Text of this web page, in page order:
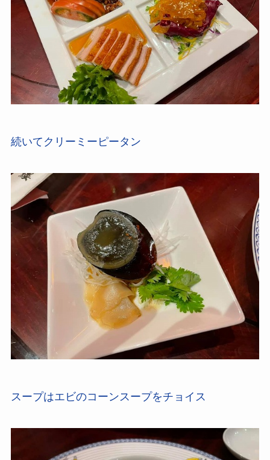
続いてクリーミーピータン
スープはエビのコーンスープをチョイス